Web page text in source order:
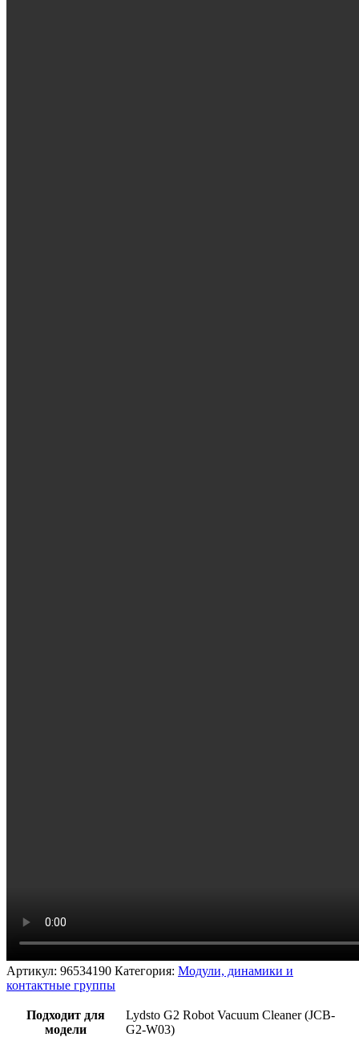
Артикул: 96534190 Категория: Модули, динамики и
контактные группы
Подходит для
модели
Lydsto G2 Robot Vacuum Cleaner (JCB-
G2-W03)